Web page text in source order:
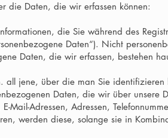
die Daten, die wir erfassen können:
die Sie während des
Daten“). Nicht
Daten, die wir erfassen, bestehen
jene, über die man Sie
Daten, die wir über unsere
Adressen, Adressen,
werden diese, solange sie in